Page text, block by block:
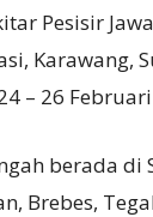
Pesisir
Karawang,
– 26
berada di
Brebes,